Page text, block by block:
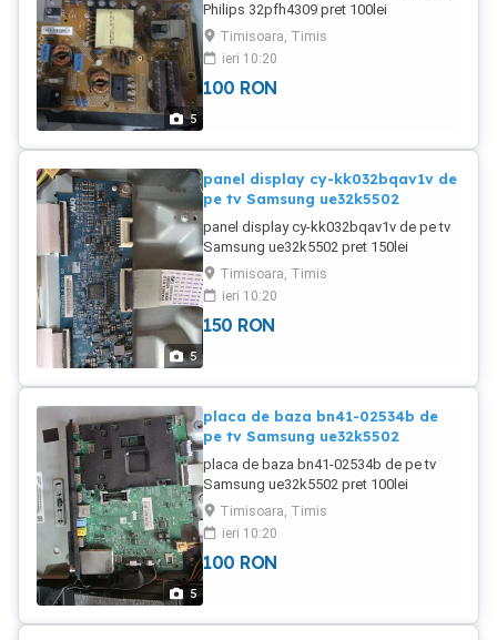
5
Philips 32pfh4309 pret 100lei
Timisoara, Timis
ieri 10:20
100 RON
5
panel display cy-kk032bqav1v de
pe tv Samsung ue32k5502
panel display cy-kk032bqav1v de pe tv
Samsung ue32k5502 pret 150lei
Timisoara, Timis
ieri 10:20
150 RON
5
placa de baza bn41-02534b de
pe tv Samsung ue32k5502
placa de baza bn41-02534b de pe tv
Samsung ue32k5502 pret 100lei
Timisoara, Timis
ieri 10:20
100 RON